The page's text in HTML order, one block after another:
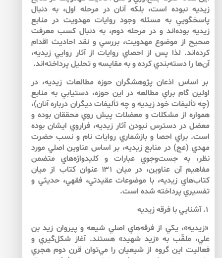
زيديه نبوده است، بلكه آنان در مرحله اول، به دنبال
پاسخگويي به مسئله وجود روايات مهدويت در منابع
زيديه بوده‌اند و در مرحله دوم، به دنبال كسب معرفت
صحيح از موضوع مهدويت، بررسي و نقد احاديث اقدام
كرده‌اند. لذا پس از احصاي روايات از آثار روايي زيديه،
آن‌ها را دسته‌بندي كرده و به مقايسه و تحليل پرداخته‌اند.
بر اساس اذعان پژوهشگران حوزه‌ مطالعات زيديه، در
اولين گام براي مطالعه در اين حوزه، دستيابي به منابع
(چه تأليفات خود زيديه و چه تأليفات ديگران درباره‌ آنان)،
همواره از مشكلات و معضلات پيش روي محققان بوده و
معضل در دسترس نبودن آثار زيديه، فراروي ايشان بوده
است. براي احصا و بازشماري روايات نام و نسب حضرت
مهدي (عج) در منابع زيديه، بر اساس عناوين اصلي مورد
نظر، به جست‌وجوي عبارات و كليدواژه‌هاي متضمن
مفاهيم آن عناوين، در ميان ۱۳۱ عنوان كتاب از ميان
كتاب‌هاي زيديه، با موضوعات عقيدتي، فقهي، حديثي و
تفسيري پرداخته شده است.
۱. آشنايي با فرقه زيديه
«زيديه»، يكي از فرقه‌هاي اصلي شيعه و پيروان زيد بن
علي، ملقّب به «زيد شهيد» هستند. آغاز شكل‌گيري و
فعاليت اين گروه از شيعيان را مي‌توان قرن دوم هجري